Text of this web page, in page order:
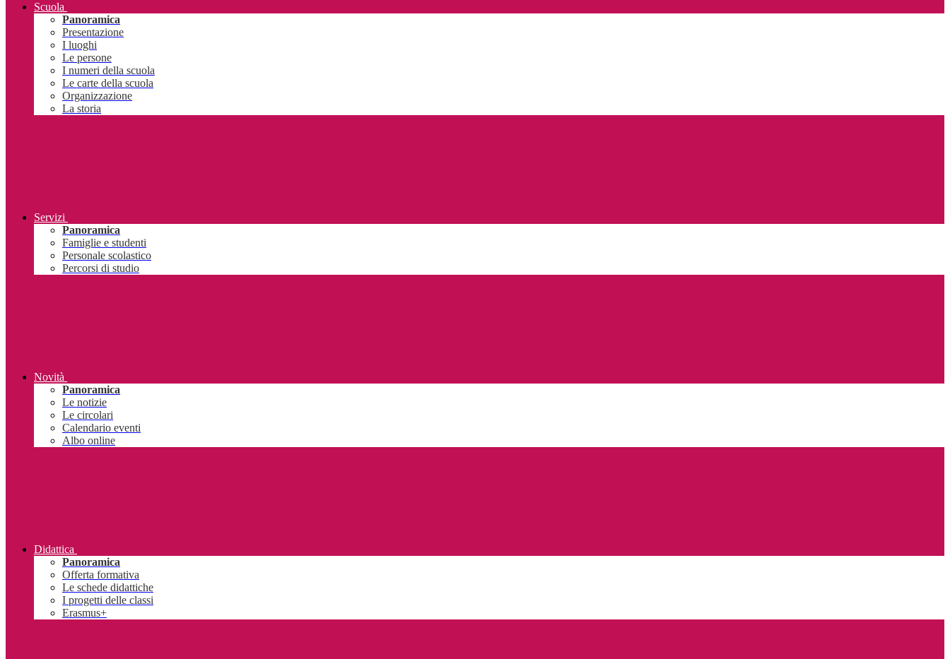
Scuola
Panoramica
Presentazione
I luoghi
Le persone
I numeri della scuola
Le carte della scuola
Organizzazione
La storia
Servizi
Panoramica
Famiglie e studenti
Personale scolastico
Percorsi di studio
Novità
Panoramica
Le notizie
Le circolari
Calendario eventi
Albo online
Didattica
Panoramica
Offerta formativa
Le schede didattiche
I progetti delle classi
Erasmus+